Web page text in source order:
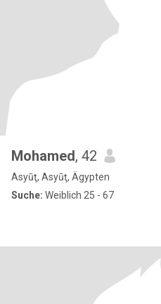
Mohamed, 42
Asyūţ, Asyūţ, Ägypten
Suche: Weiblich 25 - 67